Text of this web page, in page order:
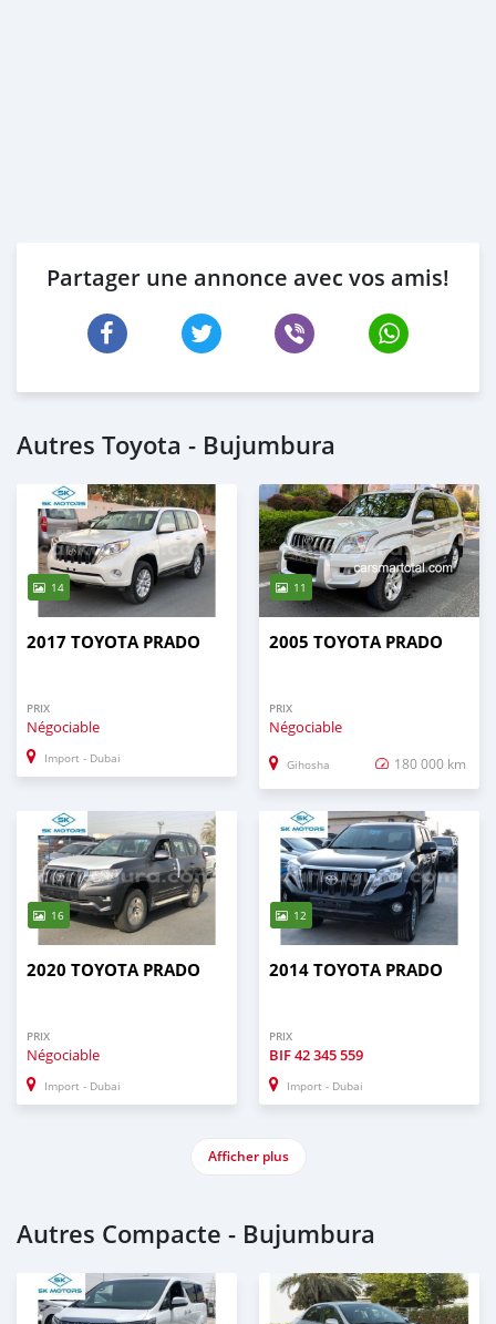
Partager une annonce avec vos amis!
Autres Toyota - Bujumbura
14
2017 TOYOTA PRADO
PRIX
Négociable
Import - Dubai
11
2005 TOYOTA PRADO
PRIX
Négociable
Gihosha 180 000 km
16
2020 TOYOTA PRADO
PRIX
Négociable
Import - Dubai
12
2014 TOYOTA PRADO
PRIX
BIF42 345 559
Import - Dubai
Afficher plus
Autres Compacte - Bujumbura